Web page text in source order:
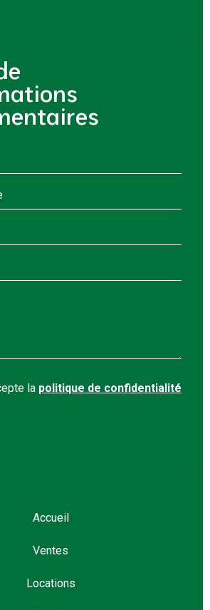
la politique de confidentialité
Accueil
Ventes
Locations